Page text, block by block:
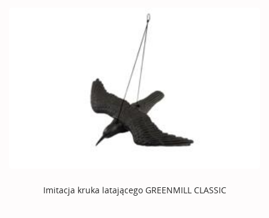
Imitacja kruka latającego GREENMILL CLASSIC